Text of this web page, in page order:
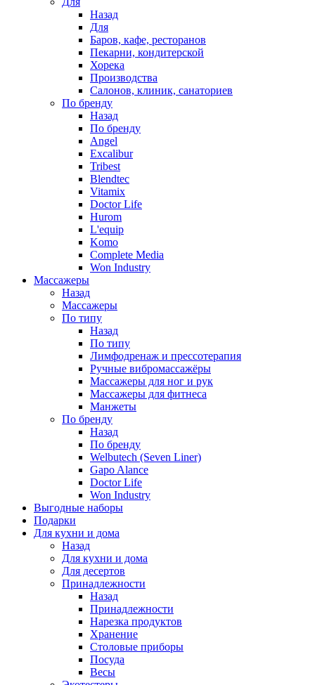
Назад
Для
Баров, кафе, ресторанов
Пекарни, кондитерской
Хорека
Производства
Салонов, клиник, санаториев
По бренду
Назад
По бренду
Angel
Excalibur
Tribest
Blendtec
Vitamix
Doctor Life
Hurom
L'equip
Komo
Complete Media
Won Industry
Массажеры
Назад
Массажеры
По типу
Назад
По типу
Лимфодренаж и прессотерапия
Ручные вибромассажёры
Массажеры для ног и рук
Массажеры для фитнеса
Манжеты
По бренду
Назад
По бренду
Welbutech (Seven Liner)
Gapo Alance
Doctor Life
Won Industry
Выгодные наборы
Подарки
Для кухни и дома
Назад
Для кухни и дома
Для десертов
Принадлежности
Назад
Принадлежности
Нарезка продуктов
Хранение
Столовые приборы
Посуда
Весы